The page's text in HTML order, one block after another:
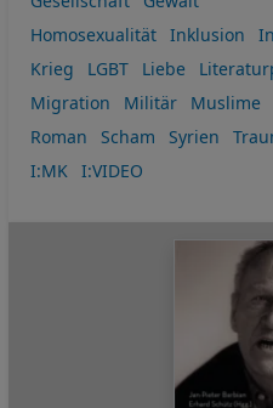
Homosexualität
Inklusion
Krieg
LGBT Liebe
Migration
Militär Muslime
Roman
Scham Syrien
I:MK
I:VIDEO